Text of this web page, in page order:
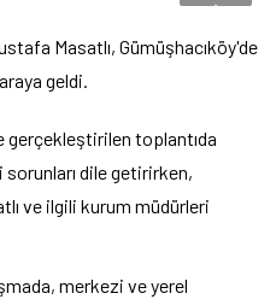
Masatlı, Gümüşhacıköy'de
geldi.
gerçekleştirilen toplantıda
dile getirirken,
ve ilgili kurum müdürleri
merkezi ve yerel